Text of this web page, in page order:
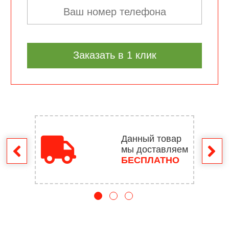
Заказать в 1 клик
Данный товар
мы доставляем
БЕСПЛАТНО